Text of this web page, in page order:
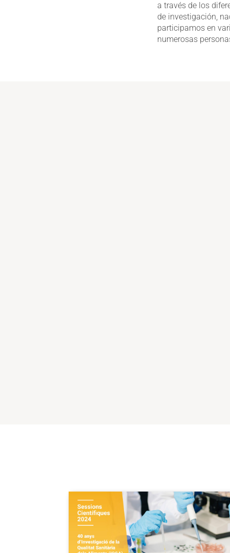
a través de los
de investigación,
participamos en
numerosas